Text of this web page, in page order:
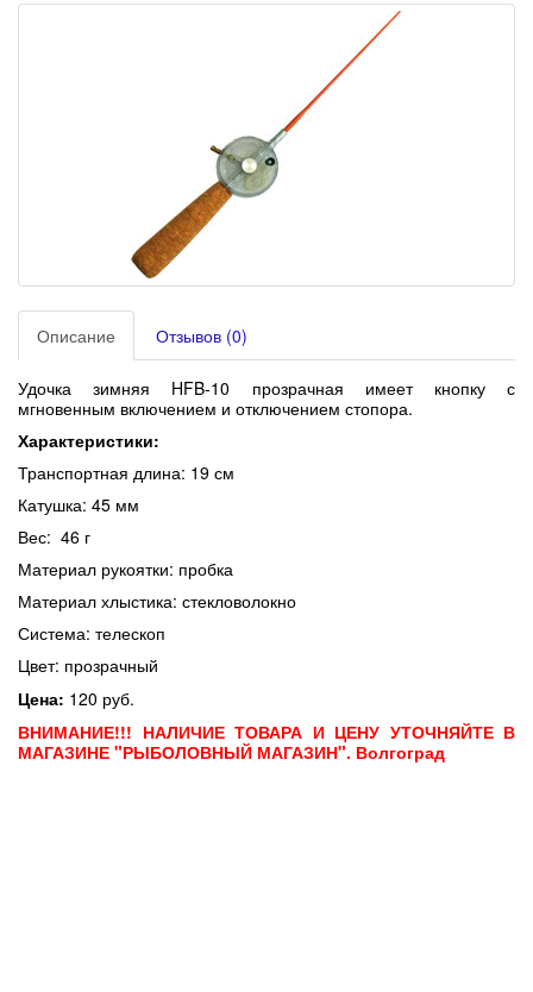
Описание Отзывов (0)
Удочка зимняя HFB-10 прозрачная имеет кнопку с
мгновенным включением и отключением стопора.
Характеристики:
Транспортная длина: 19 см
Катушка: 45 мм
Вес: 46 г
Материал рукоятки: пробка
Материал хлыстика: стекловолокно
Система: телескоп
Цвет: прозрачный
Цена: 120 руб.
ВНИМАНИЕ!!! НАЛИЧИЕ ТОВАРА И ЦЕНУ УТОЧНЯЙТЕ В
МАГАЗИНЕ "РЫБОЛОВНЫЙ МАГАЗИН". Волгоград